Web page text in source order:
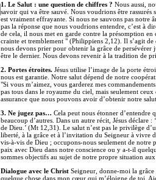
1. Le Salut : une question de chiffres ? Nous aussi,
savoir qui va être sauvé. Nous voudrions être rassurés
est vraiment effrayante. Si nous ne sauvons pas notre
pas la réponse que nous voudrions entendre, c’est à
de cela, il nous met en garde contre la présomption
crainte et tremblement " (Philippiens 2,12). Il s’agit
nous devons prier pour obtenir la grâce de
être le dernier. Nous devons revenir à la tradition de
2. Portes étroites. Jésus utilise l’image de la porte
nous est garantie. Notre salut dépend de notre
"Si vous m’aimez, vous garderez mes
pas tous dans le royaume du ciel, mais seulement
assurance que nous pouvons avoir d’obtenir notre
3. Ne jugez pas… Cela peut nous étonner d’entendre
beaucoup d’autres. Dans un autre récit, Jésus déclare
de Dieu.’ (Mt 12,31). Le salut n’est pas le privilège
liberté, à la grâce et à l’invitation du Seigneur à vivre
vis-à-vis de Dieu ; occupons-nous seulement de notre
paix avec Dieu dans notre conscience ou y a-t-il
sommes objectifs au sujet de notre propre situation
Dialogue avec le Christ Seigneur, donne-moi la
quelque chose dans mon cœur qui m’éloigne de toi.